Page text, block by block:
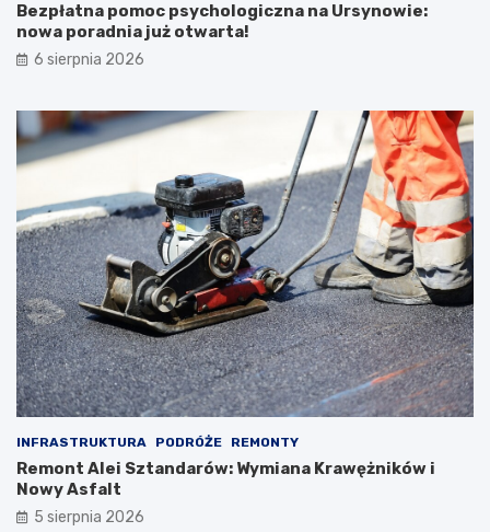
Bezpłatna pomoc psychologiczna na Ursynowie:
nowa poradnia już otwarta!
6 sierpnia 2026
INFRASTRUKTURA PODRÓŻE REMONTY
Remont Alei Sztandarów: Wymiana Krawężników i
Nowy Asfalt
5 sierpnia 2026